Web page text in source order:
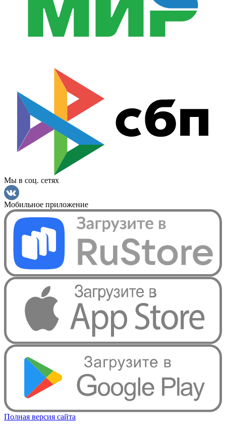
Мы в соц. сетях
Мобильное приложение
Полная версия сайта